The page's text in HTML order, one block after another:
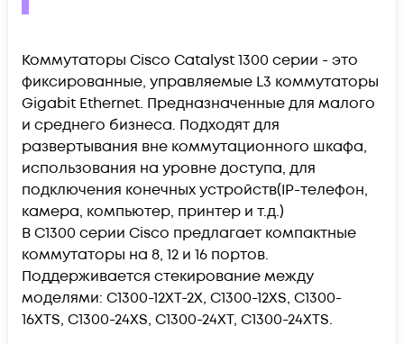
Коммутаторы Cisco Catalyst 1300 серии - это
фиксированные, управляемые L3 коммутаторы
Gigabit Ethernet. Предназначенные для малого
и среднего бизнеса. Подходят для
развертывания вне коммутационного шкафа,
использования на уровне доступа, для
подключения конечных устройств(IP-телефон,
камера, компьютер, принтер и т.д.)
В C1300 серии Cisco предлагает компактные
коммутаторы на 8, 12 и 16 портов.
Поддерживается стекирование между
моделями: C1300-12XT-2X, C1300-12XS, C1300-
16XTS, C1300-24XS, C1300-24XT, C1300-24XTS.